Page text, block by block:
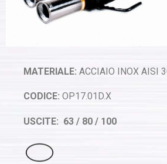
MATERIALE: ACCIAIO INOX AISI
CODICE: OP17.01D.X
USCITE: 63 / 80 / 100